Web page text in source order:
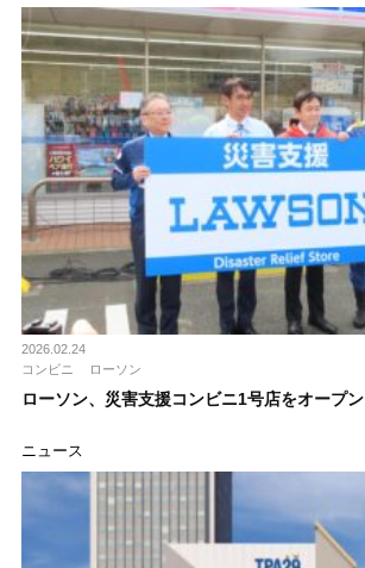
2026.02.24
コンビニ
ローソン
ローソン、災害支援コンビニ1号店をオープン
ニュース